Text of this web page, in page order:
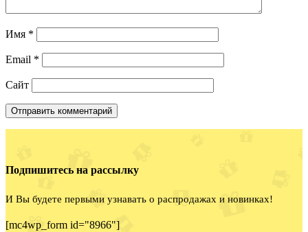
Имя *
Email *
Сайт
Подпишитесь на рассылку
И Вы будете первыми узнавать о распродажах и новинках!
[mc4wp_form id="8966"]